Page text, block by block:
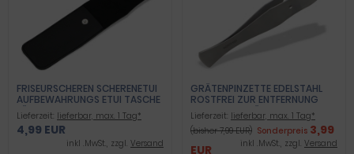
FRISEURSCHEREN SCHERENETUI
AUFBEWAHRUNGS ETUI TASCHE
FÜR HAARSCHEREN SCHEREN BIS
ZU 6 ZOLL 15,24 CM
Lieferzeit: lieferbar, max. 1 Tag*
4,99 EUR
inkl .MwSt., zzgl. Versand
GRÄTENPINZETTE EDELSTAHL
ROSTFREI ZUR ENTFERNUNG
VON FISCHGRÄTEN
Lieferzeit: lieferbar, max. 1 Tag*
(bisher 7,99 EUR) Sonderpreis 3,99
EUR
inkl .MwSt., zzgl. Versand